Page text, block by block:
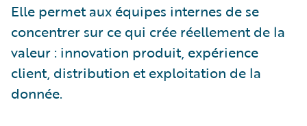
Elle permet aux équipes internes de se
concentrer sur ce qui crée réellement de la
valeur : innovation produit, expérience
client, distribution et exploitation de la
donnée.